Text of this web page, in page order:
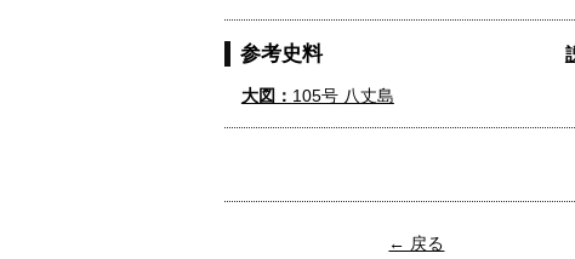
参考史料
大図： 105号 八丈島
← 戻る